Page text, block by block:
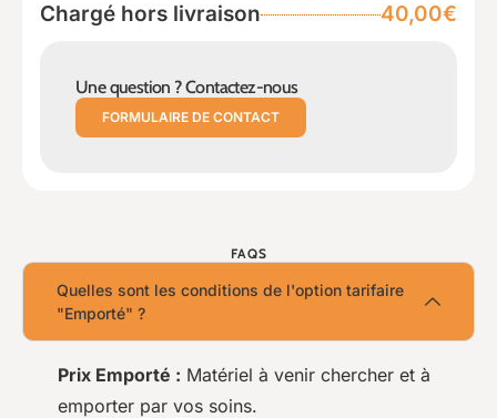
Chargé hors livraison 40,00€
Une question ? Contactez-nous
FORMULAIRE DE CONTACT
FAQS
Quelles sont les conditions de l'option tarifaire
"Emporté" ?
Prix Emporté : Matériel à venir chercher et à
emporter par vos soins.